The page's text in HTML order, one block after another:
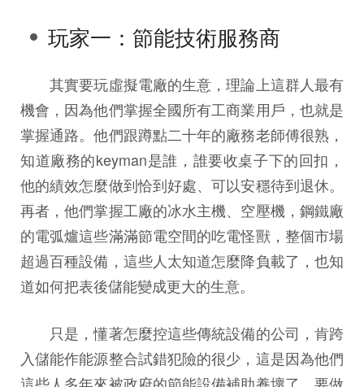
玩家一：節能技術服務商
其實要玩虛擬電廠的生意，理論上這群人最有
機會，因為他們掌握全國所有工商業用戶，也就是
掌握通路。他們跟蹲點二十年的廠務老師傅很熟，
知道廠務的keyman是誰，誰要收桌子下的回扣，
他的績效怎麼做到恰到好處、可以安穩待到退休。
再者，他們掌握工廠的冰水主機、空壓機，鋼鐵廠
的電弧爐這些滿滿節電空間的吃電怪獸，整個市場
超過百種設備，這些人太知道怎麼降負載了，也知
道如何把表後儲能變成更大的生意。
只是，懂著怎麼控這些傳統設備的公司，肯跨
入儲能作能源整合試錯犯險的很少，這是因為他們